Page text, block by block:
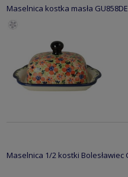
Maselnica kostka masła
Maselnica 1/2 kostki Bolesławiec